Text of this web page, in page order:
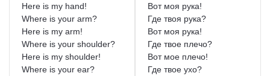
Here is my hand!
Where is your arm?
Here is my arm!
Where is your shoulder?
Here is my shoulder!
Where is your ear?
Вот моя рука!
Где твоя рука?
Вот моя рука!
Где твое плечо?
Вот мое плечо!
Где твое ухо?